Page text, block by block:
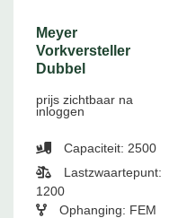
Meyer
Vorkversteller
Dubbel
prijs zichtbaar na
inloggen
Capaciteit: 2500
Lastzwaartepunt:
1200
Ophanging: FEM